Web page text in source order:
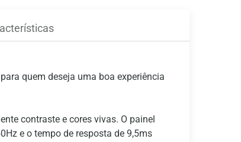
quem deseja uma boa experiência
contraste e cores vivas. O painel
e o tempo de resposta de 9,5ms